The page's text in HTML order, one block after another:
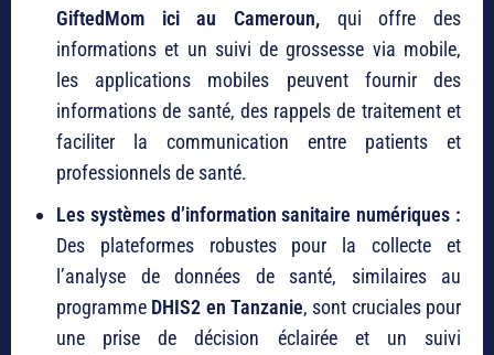
GiftedMom ici au Cameroun, qui offre des
informations et un suivi de grossesse via mobile,
les applications mobiles peuvent fournir des
informations de santé, des rappels de traitement et
faciliter la communication entre patients et
professionnels de santé.
Les systèmes d’information sanitaire numériques :
Des plateformes robustes pour la collecte et
l’analyse de données de santé, similaires au
programme DHIS2 en Tanzanie, sont cruciales pour
une prise de décision éclairée et un suivi